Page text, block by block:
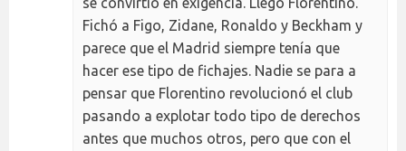
Fichó a Figo, Zidane, Ronaldo y Beckham y
parece que el Madrid siempre tenía que
hacer ese tipo de fichajes. Nadie se para a
pensar que Florentino revolucionó el club
pasando a explotar todo tipo de derechos
antes que muchos otros, pero que con el